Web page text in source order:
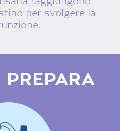
per svolgere la
PREPARA